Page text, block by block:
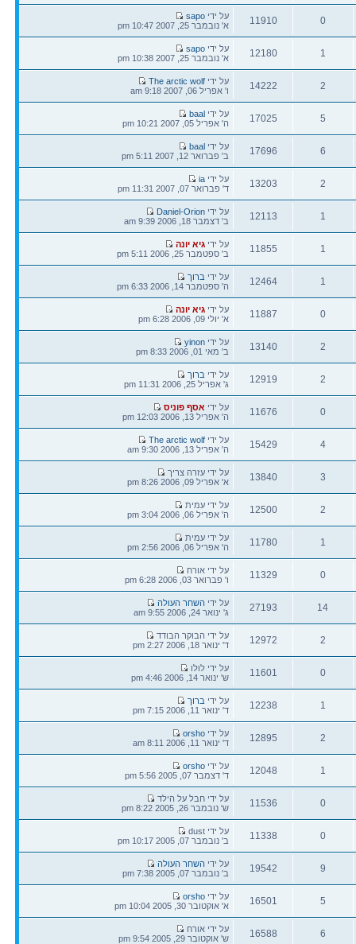
תגובות
צפיות
0
תגובות
11910
צפיות
הודעה
אחרונה
על ידיsapo
א' נובמבר 25, 2007 10:47 pm
1
תגובות
12180
צפיות
הודעה
אחרונה
על ידיsapo
א' נובמבר 25, 2007 10:38 pm
2
תגובות
14222
צפיות
הודעה
אחרונה
על ידיThe arctic wolf
ו' אפריל 06, 2007 9:18 am
5
תגובות
17025
צפיות
הודעה
אחרונה
על ידיbaal
ה' אפריל 05, 2007 10:21 pm
6
תגובות
17696
צפיות
הודעה
אחרונה
על ידיbaal
ב' פברואר 12, 2007 5:11 pm
2
תגובות
13203
צפיות
הודעה
אחרונה
על ידיia
ד' פברואר 07, 2007 11:31 pm
1
תגובות
12113
צפיות
הודעה
אחרונה
על ידיDaniel-Orion
ב' דצמבר 18, 2006 9:39 am
1
תגובות
11855
צפיות
הודעה
אחרונה
על ידיגיא יונה
ב' ספטמבר 25, 2006 5:11 pm
1
תגובות
12464
צפיות
הודעה
אחרונה
על ידי ברוך
ה' ספטמבר 14, 2006 6:33 pm
0
תגובות
11887
צפיות
הודעה
אחרונה
על ידיגיא יונה
א' יולי 09, 2006 6:28 pm
2
תגובות
13140
צפיות
הודעה
אחרונה
על ידיyinon
ב' מאי 01, 2006 8:33 pm
2
תגובות
12919
צפיות
הודעה
אחרונה
על ידי ברוך
ג' אפריל 25, 2006 11:31 pm
0
תגובות
11676
צפיות
הודעה
אחרונה
על ידי אסף פוניס
ה' אפריל 13, 2006 12:03 pm
4
תגובות
15429
צפיות
הודעה
אחרונה
על ידיThe arctic wolf
ה' אפריל 13, 2006 9:30 am
3
תגובות
13840
צפיות
הודעה
אחרונה
על ידי עזרה צריך
א' אפריל 09, 2006 8:26 pm
2
תגובות
12500
צפיות
הודעה
אחרונה
על ידי עמית
ה' אפריל 06, 2006 3:04 pm
1
תגובות
11780
צפיות
הודעה
אחרונה
על ידי עמית
ה' אפריל 06, 2006 2:56 pm
0
תגובות
11329
צפיות
הודעה
אחרונה
על ידי אורח
ו' פברואר 03, 2006 6:28 pm
14
תגובות
27193
צפיות
הודעה
אחרונה
על ידי השחר העולה
ג' ינואר 24, 2006 9:55 am
2
תגובות
12972
צפיות
הודעה
אחרונה
על ידי הבוקר הבודד
ד' ינואר 18, 2006 2:27 pm
0
תגובות
11601
צפיות
הודעה
אחרונה
על ידי לולו
ש' ינואר 14, 2006 4:46 pm
1
תגובות
12238
צפיות
הודעה
אחרונה
על ידי ברוך
ד' ינואר 11, 2006 7:15 pm
2
תגובות
12895
צפיות
הודעה
אחרונה
על ידיorsho
ד' ינואר 11, 2006 8:11 am
1
תגובות
12048
צפיות
הודעה
אחרונה
על ידיorsho
ד' דצמבר 07, 2005 5:56 pm
0
תגובות
11536
צפיות
הודעה
אחרונה
על ידי חבל על הילד
ש' נובמבר 26, 2005 8:22 pm
0
תגובות
11338
צפיות
הודעה
אחרונה
על ידי dust
ב' נובמבר 07, 2005 10:17 pm
9
תגובות
19542
צפיות
הודעה
אחרונה
על ידי השחר העולה
ב' נובמבר 07, 2005 7:38 pm
5
תגובות
16501
צפיות
הודעה
אחרונה
על ידיorsho
א' אוקטובר 30, 2005 10:04 pm
6
16588
הודעה
אחרונה
על ידי אורח
ש' אוקטובר 29, 2005 9:54 pm